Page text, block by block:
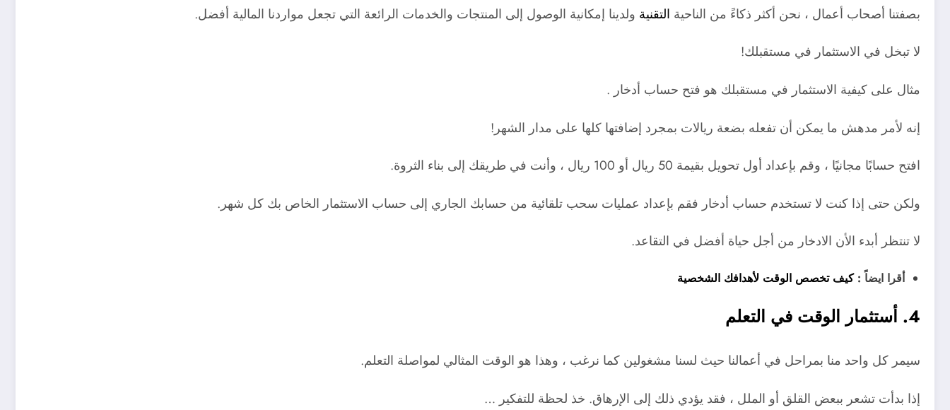
بصفتنا أصحاب أعمال ، نحن أكثر ذكاءً من الناحية التقنية ولدينا إمكانية الوصول إلى المنتجات والخدمات الرائعة التي تجعل مواردنا المالية أفضل.
لا تبخل في الاستثمار في مستقبلك!
مثال على كيفية الاستثمار في مستقبلك هو فتح حساب أدخار .
إنه لأمر مدهش ما يمكن أن تفعله بضعة ريالات بمجرد إضافتها كلها على مدار الشهر!
افتح حسابًا مجانيًا ، وقم بإعداد أول تحويل بقيمة 50 ريال أو 100 ريال ، وأنت في طريقك إلى بناء الثروة.
ولكن حتى إذا كنت لا تستخدم حساب أدخار فقم بإعداد عمليات سحب تلقائية من حسابك الجاري إلى حساب الاستثمار الخاص بك كل شهر.
لا تنتظر أبدء الأن الادخار من أجل حياة أفضل في التقاعد.
أقرا ايضاً :كيف تخصص الوقت لأهدافك الشخصية
4. أستثمار الوقت في التعلم
سيمر كل واحد منا بمراحل في أعمالنا حيث لسنا مشغولين كما نرغب ، وهذا هو الوقت المثالي لمواصلة التعلم.
إذا بدأت تشعر ببعض القلق أو الملل ، فقد يؤدي ذلك إلى الإرهاق. خذ لحظة للتفكير …